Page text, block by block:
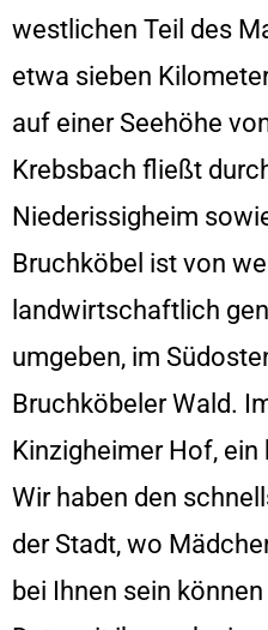
westlichen Teil des
etwa sieben
auf einer Seehöhe
Krebsbach fließt
Niederissigheim
Bruchköbel ist von
landwirtschaftlich
umgeben, im
Bruchköbeler Wald.
Kinzigheimer Hof,
Wir haben den
der Stadt, wo
bei Ihnen sein